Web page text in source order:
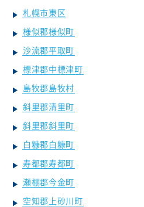
札幌市東区
様似郡様似町
沙流郡平取町
標津郡中標津町
島牧郡島牧村
斜里郡清里町
斜里郡斜里町
白糠郡白糠町
寿都郡寿都町
瀬棚郡今金町
空知郡上砂川町